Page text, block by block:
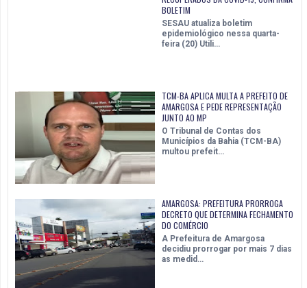
BOLETIM
SESAU atualiza boletim
epidemiológico nessa quarta-
feira (20) Utili…
TCM-BA APLICA MULTA A PREFEITO DE
AMARGOSA E PEDE REPRESENTAÇÃO
JUNTO AO MP
O Tribunal de Contas dos
Municípios da Bahia (TCM-BA)
multou prefeit…
AMARGOSA: PREFEITURA PRORROGA
DECRETO QUE DETERMINA FECHAMENTO
DO COMÉRCIO
A Prefeitura de Amargosa
decidiu prorrogar por mais 7 dias
as medid…